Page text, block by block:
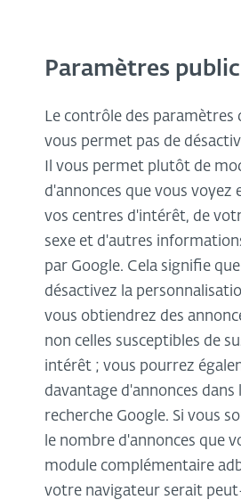
Paramètres
Le contrôle des paramètres
vous permet pas de
Il vous permet plutôt de
d'annonces que vous voyez
vos centres d'intérêt, de
sexe et d'autres
par Google. Cela signifie
désactivez la
vous obtiendrez des
non celles susceptibles de
intérêt ; vous pourrez
davantage d'annonces dans
recherche Google. Si vous
le nombre d'annonces que
module complémentaire
votre navigateur serait